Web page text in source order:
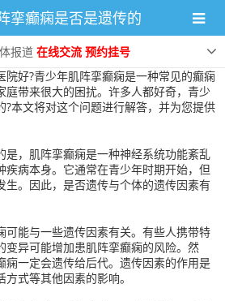
报道 在线交流 预约挂号
挛癫痫是否是遗传的
遗传的
0次
好?青少年肌阵挛癫痫是一种常见的癫痫
庭带来很大的困扰。许多人都好奇，青少
?本文将对这个问题进行解答，并为您提供
，肌阵挛癫痫是一种神经系统功能紊乱
疾病本身。它通常在青少年时期开始，但
生。因此，是否遗传与个体的遗传因素有
能与一些遗传因素有关。有些人携带特
变异可能增加患肌阵挛癫痫的风险。然
痫一定会遗传给后代。遗传因素的作用是
式等其他因素的影响。